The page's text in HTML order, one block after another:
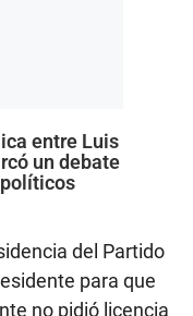
entre Luis
un debate
del Partido
para que
no pidió licencia